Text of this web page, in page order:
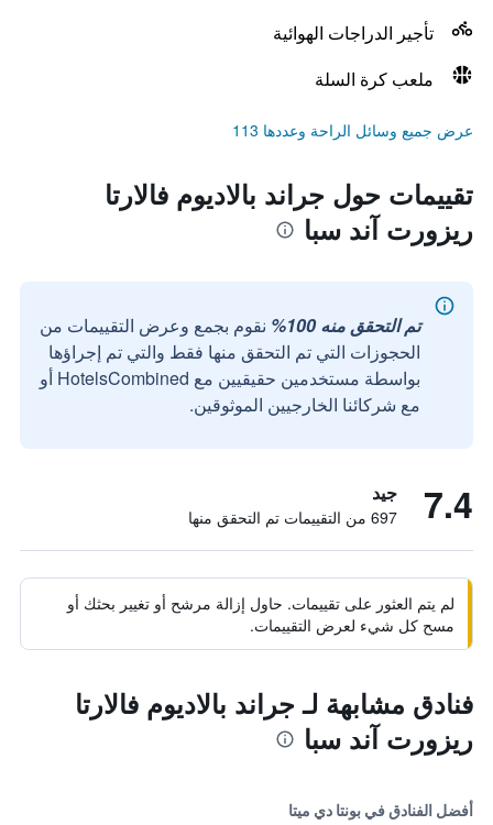
تأجير الدراجات الهوائية
ملعب كرة السلة
عرض جميع وسائل الراحة وعددها 113
تقييمات حول جراند بالاديوم فالارتا
ريزورت آند سبا
تم التحقق منه 100%
نقوم بجمع وعرض التقييمات من
الحجوزات التي تم التحقق منها فقط والتي تم إجراؤها
بواسطة مستخدمين حقيقيين مع HotelsCombined أو
مع شركائنا الخارجيين الموثوقين.
7.4 جيد
697 من التقييمات تم التحقق منها
لم يتم العثور على تقييمات. حاول إزالة مرشح أو تغيير بحثك أو
مسح كل شيء لعرض التقييمات.
فنادق مشابهة لـ جراند بالاديوم فالارتا
ريزورت آند سبا
أفضل الفنادق في بونتا دي ميتا